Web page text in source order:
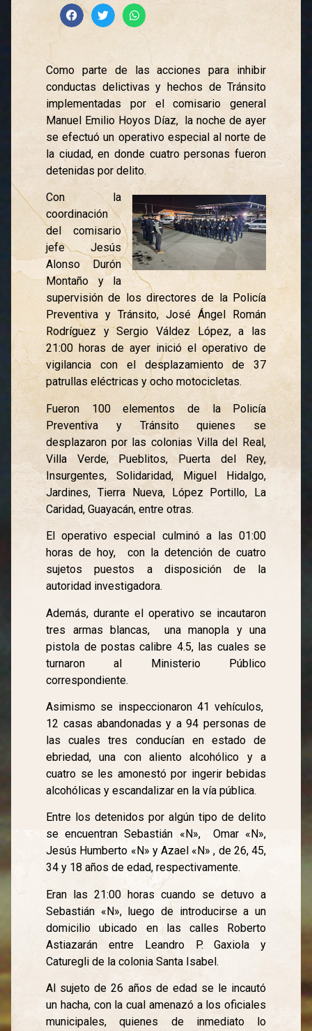
Como parte de las acciones para inhibir
conductas delictivas y hechos de Tránsito
implementadas por el comisario general
Manuel Emilio Hoyos Díaz, la noche de ayer
se efectuó un operativo especial al norte de
la ciudad, en donde cuatro personas fueron
detenidas por delito.
Con la
coordinación
del comisario
jefe Jesús
Alonso Durón
Montaño y la
supervisión de los directores de la Policía
Preventiva y Tránsito, José Ángel Román
Rodríguez y Sergio Váldez López, a las
21:00 horas de ayer inició el operativo de
vigilancia con el desplazamiento de 37
patrullas eléctricas y ocho motocicletas.
Fueron 100 elementos de la Policía
Preventiva y Tránsito quienes se
desplazaron por las colonias Villa del Real,
Villa Verde, Pueblitos, Puerta del Rey,
Insurgentes, Solidaridad, Miguel Hidalgo,
Jardines, Tierra Nueva, López Portillo, La
Caridad, Guayacán, entre otras.
El operativo especial culminó a las 01:00
horas de hoy, con la detención de cuatro
sujetos puestos a disposición de la
autoridad investigadora.
Además, durante el operativo se incautaron
tres armas blancas, una manopla y una
pistola de postas calibre 4.5, las cuales se
turnaron al Ministerio Público
correspondiente.
Asimismo se inspeccionaron 41 vehículos,
12 casas abandonadas y a 94 personas de
las cuales tres conducían en estado de
ebriedad, una con aliento alcohólico y a
cuatro se les amonestó por ingerir bebidas
alcohólicas y escandalizar en la vía pública.
Entre los detenidos por algún tipo de delito
se encuentran Sebastián «N», Omar «N»,
Jesús Humberto «N» y Azael «N» , de 26, 45,
34 y 18 años de edad, respectivamente.
Eran las 21:00 horas cuando se detuvo a
Sebastián «N», luego de introducirse a un
domicilio ubicado en las calles Roberto
Astiazarán entre Leandro P. Gaxiola y
Caturegli de la colonia Santa Isabel.
Al sujeto de 26 años de edad se le incautó
un hacha, con la cual amenazó a los oficiales
municipales, quienes de inmediato lo